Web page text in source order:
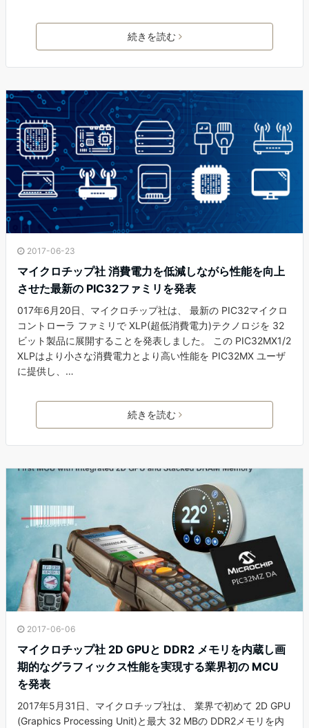
続きを読む
2017-06-23
マイクロチップ社 消費電力を低減しながら性能を向上
させた最新の PIC32ファミリを発表
017年6月20日、マイクロチップ社は、 最新の PIC32マイクロ
コントローラ ファミリで XLP(超低消費電力)テクノロジを 32
ビット製品に展開することを発表しました。 この PIC32MX1/2
XLPはより小さな消費電力とより高い性能を PIC32MX ユーザ
に提供し、…
続きを読む
2017-06-06
マイクロチップ社 2D GPUと DDR2 メモリを内蔵し画
期的なグラフィックス性能を実現する業界初の MCU
を発表
2017年5月31日、マイクロチップ社は、 業界で初めて 2D GPU
(Graphics Processing Unit)と最大 32 MBの DDR2メモリを内